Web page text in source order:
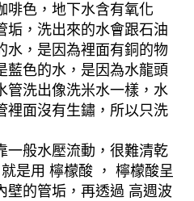
啡色，地下水含有氧化
垢，洗出來的水會跟石油
水，是因為裡面有銅的物
藍色的水，是因為水龍頭
管洗出像洗米水一樣，水
裡面沒有生鏽，所以只洗
一般水壓流動，很難清乾
是用 檸檬酸 ， 檸檬酸呈
壁的管垢，再透過 高週波